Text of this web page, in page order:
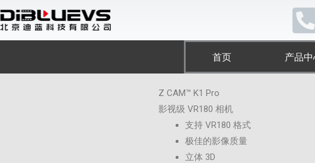
跳
至
内
首页 产品
Z CAM™ K1 Pro
影视级 VR180 相机
支持 VR180 格式
极佳的影像质量
立体 3D